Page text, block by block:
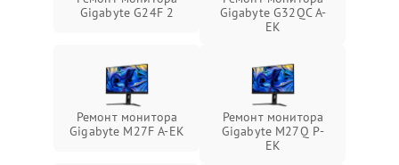
Gigabyte G24F 2
Gigabyte G32QC A-
EK
Ремонт монитора
Gigabyte M27F A-EK
Ремонт монитора
Gigabyte M27Q P-
EK